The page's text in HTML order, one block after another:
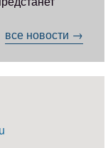
все новости →